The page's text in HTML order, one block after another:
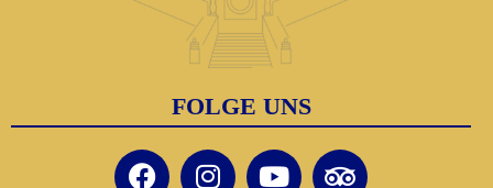
FOLGE UNS